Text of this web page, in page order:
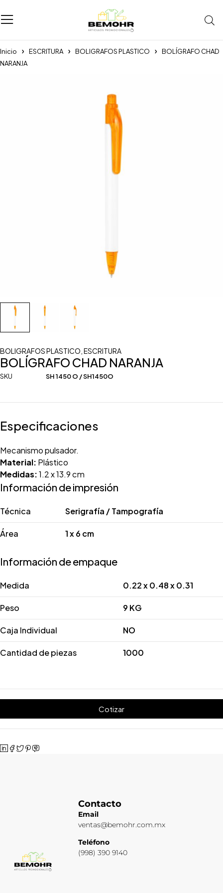
Inicio ESCRITURA BOLIGRAFOS PLASTICO
BOLÍGRAFO CHAD
NARANJA
BOLIGRAFOS PLASTICO ESCRITURA
BOLÍGRAFO CHAD NARANJA
SKU SH 1450 O / SH1450O
Especificaciones
Mecanismo pulsador.
Material: Plástico
Medidas:1.2 x 13.9 cm
Información de impresión
Técnica Serigrafía / Tampografía
Área 1 x 6 cm
Información de empaque
Medida 0.22 x 0.48 x 0.31
Peso 9 KG
Caja Individual NO
Cantidad de piezas 1000
Cotizar
Contacto
Email
ventas@bemohr.com.mx
Teléfono
(998) 390 9140